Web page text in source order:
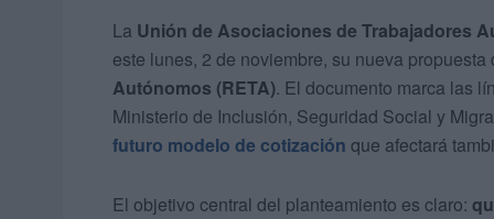
La Unión de Asociaciones de Trabajadores
este lunes, 2 de noviembre, su nueva propuesta
Autónomos (RETA). El documento marca las
Ministerio de Inclusión, Seguridad Social y
futuro modelo de cotización que afectará
El objetivo central del planteamiento es claro: